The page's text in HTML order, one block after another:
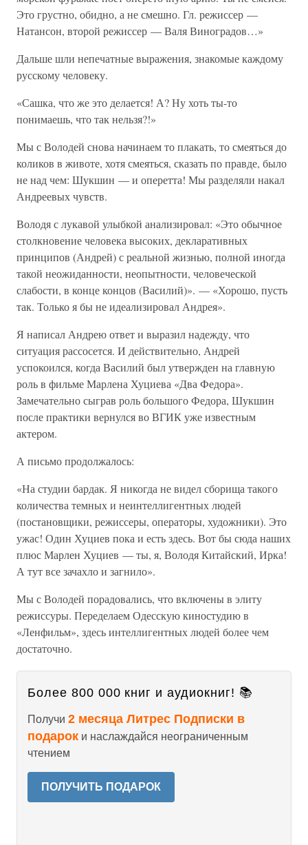
Это грустно, обидно, а не смешно. Гл. режиссер —
Натансон, второй режиссер — Валя Виноградов…»
Дальше шли непечатные выражения, знакомые каждому
русскому человеку.
«Сашка, что же это делается! А? Ну хоть ты-то
понимаешь, что так нельзя?!»
Мы с Володей снова начинаем то плакать, то смеяться до
коликов в животе, хотя смеяться, сказать по правде, было
не над чем: Шукшин — и оперетта! Мы разделяли накал
Андреевых чувств.
Володя с лукавой улыбкой анализировал: «Это обычное
столкновение человека высоких, декларативных
принципов (Андрей) с реальной жизнью, полной иногда
такой неожиданности, неопытности, человеческой
слабости, в конце концов (Василий)». — «Хорошо, пусть
так. Только я бы не идеализировал Андрея».
Я написал Андрею ответ и выразил надежду, что
ситуация рассосется. И действительно, Андрей
успокоился, когда Василий был утвержден на главную
роль в фильме Марлена Хуциева «Два Федора».
Замечательно сыграв роль большого Федора, Шукшин
после практики вернулся во ВГИК уже известным
актером.
А письмо продолжалось:
«На студии бардак. Я никогда не видел сборища такого
количества темных и неинтеллигентных людей
(постановщики, режиссеры, операторы, художники). Это
ужас! Один Хуциев пока и есть здесь. Вот бы сюда наших
плюс Марлен Хуциев — ты, я, Володя Китайский, Ирка!
А тут все зачахло и загнило».
Мы с Володей порадовались, что включены в элиту
режиссуры. Переделаем Одесскую киностудию в
«Ленфильм», здесь интеллигентных людей более чем
достаточно.
Более 800 000 книг и аудиокниг! 📚
Получи 2 месяца Литрес Подписки в
подарок и наслаждайся неограниченным
чтением
ПОЛУЧИТЬ ПОДАРОК